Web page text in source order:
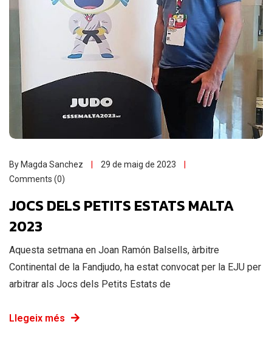
By Magda Sanchez
29 de maig de 2023
Comments (0)
JOCS DELS PETITS ESTATS MALTA
2023
Aquesta setmana en Joan Ramón Balsells, àrbitre
Continental de la Fandjudo, ha estat convocat per la EJU per
arbitrar als Jocs dels Petits Estats de
Llegeix més